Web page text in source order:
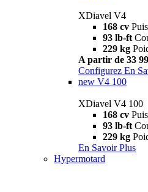
XDiavel V4
168 cv
93 lb-ft
229 kg
A partir de 33
Configurez En
new V4 100
XDiavel V4 100
168 cv
93 lb-ft
229 kg
En Savoir Plus
Hypermotard